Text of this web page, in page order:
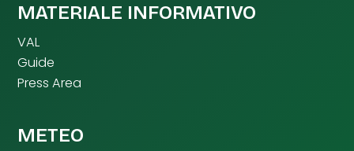
MATERIALE INFORMATIVO
VAL
Guide
Press Area
METEO